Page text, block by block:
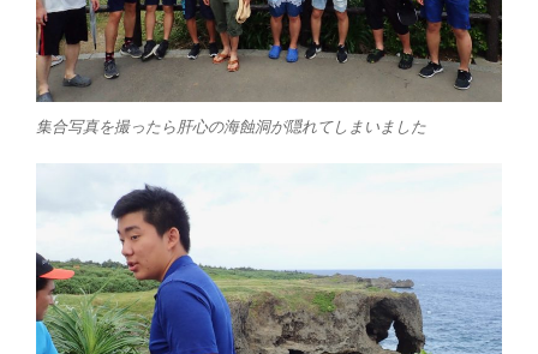
集合写真を撮ったら肝心の海蝕洞が隠れてしまいました